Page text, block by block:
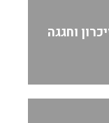
וחגגה